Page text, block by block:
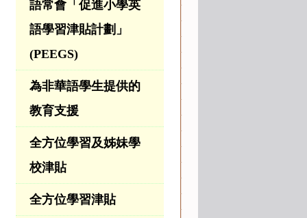
語常會「促進小學英
語學習津貼計劃」
(PEEGS)
為非華語學生提供的
教育支援
全方位學習及姊妹學
校津貼
全方位學習津貼